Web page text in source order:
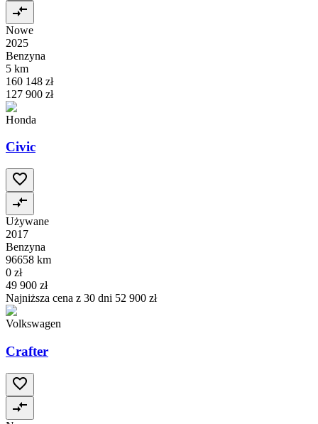
Nowe
2025
Benzyna
5 km
160 148 zł
127 900 zł
Honda
Civic
Używane
2017
Benzyna
96658 km
0 zł
49 900 zł
Najniższa cena z 30 dni 52 900 zł
Volkswagen
Crafter